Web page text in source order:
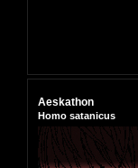
Aeskathon
Homo satanicus